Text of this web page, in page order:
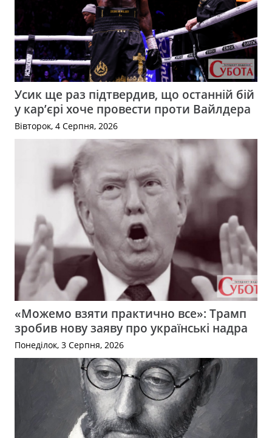
Усик ще раз підтвердив, що останній бій
у кар’єрі хоче провести проти Вайлдера
Вівторок, 4 Серпня, 2026
«Можемо взяти практично все»: Трамп
зробив нову заяву про українські надра
Понеділок, 3 Серпня, 2026